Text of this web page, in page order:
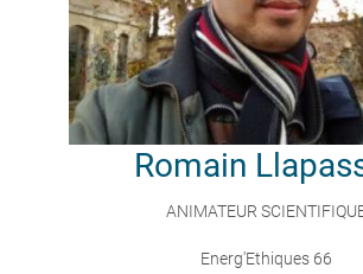
Romain
ANIMATEUR
Energ'Ethiques 66